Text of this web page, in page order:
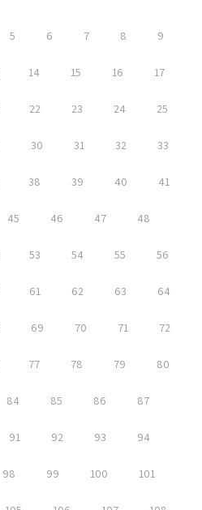
5 6 7 8 9
14 15 16 17
22 23 24 25
30 31 32 33
38 39 40 41
45 46 47 48
53 54 55 56
61 62 63 64
69 70 71 72
77 78 79 80
84 85 86 87
91 92 93 94
98 99 100 101